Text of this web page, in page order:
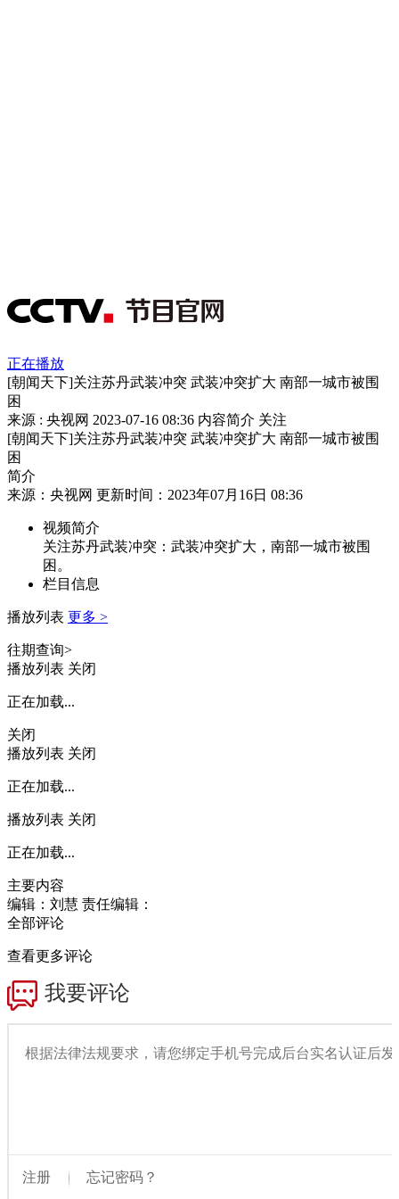
正在播放
[朝闻天下]关注苏丹武装冲突 武装冲突扩大 南部一城市被围
困
来源 : 央视网 2023-07-16 08:36 内容简介 关注
[朝闻天下]关注苏丹武装冲突 武装冲突扩大 南部一城市被围
困
简介
来源：央视网 更新时间：2023年07月16日 08:36
视频简介
关注苏丹武装冲突：武装冲突扩大，南部一城市被围
困。
栏目信息
播放列表 更多 >
往期查询>
播放列表 关闭
正在加载...
关闭
播放列表 关闭
正在加载...
播放列表 关闭
正在加载...
主要内容
编辑：刘慧 责任编辑：
全部评论
查看更多评论